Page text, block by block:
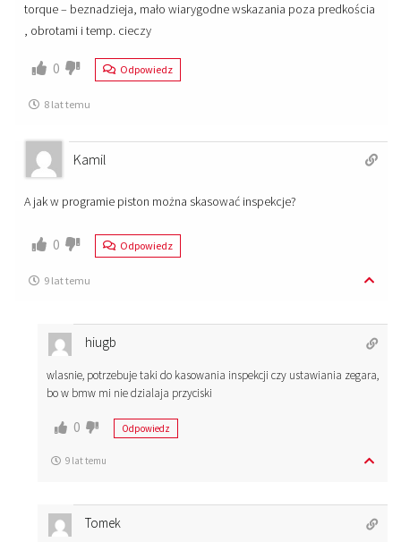
torque – beznadzieja, mało wiarygodne wskazania poza predkościa
, obrotami i temp. cieczy
0 Odpowiedz
8 lat temu
Kamil
A jak w programie piston można skasować inspekcje?
0 Odpowiedz
9 lat temu
hiugb
wlasnie, potrzebuje taki do kasowania inspekcji czy ustawiania zegara,
bo w bmw mi nie dzialaja przyciski
0 Odpowiedz
9 lat temu
Tomek